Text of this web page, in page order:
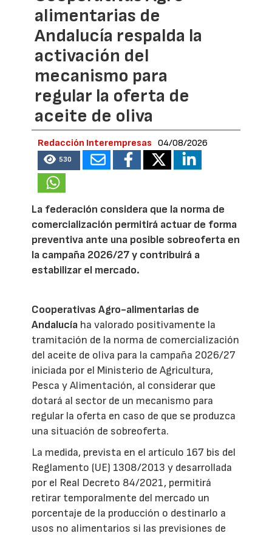
alimentarias de
Andalucía respalda la
activación del
mecanismo para
regular la oferta de
aceite de oliva
Redacción Interempresas 04/08/2026
530
La federación considera que la norma de
comercialización permitirá actuar de forma
preventiva ante una posible sobreoferta en
la campaña 2026/27 y contribuirá a
estabilizar el mercado.
Cooperativas Agro-alimentarias de
Andalucía ha valorado positivamente la
tramitación de la norma de comercialización
del aceite de oliva para la campaña 2026/27
iniciada por el Ministerio de Agricultura,
Pesca y Alimentación, al considerar que
dotará al sector de un mecanismo para
regular la oferta en caso de que se produzca
una situación de sobreoferta.
La medida, prevista en el artículo 167 bis del
Reglamento (UE) 1308/2013 y desarrollada
por el Real Decreto 84/2021, permitirá
retirar temporalmente del mercado un
porcentaje de la producción o destinarlo a
usos no alimentarios si las previsiones de